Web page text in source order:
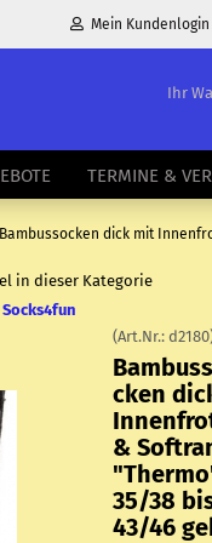
Mein Kundenlogin
Ihr
TERMINE &
Bambussocken dick mit
in dieser Kategorie
(Art.Nr.:d2180
cken
&
35/38
43/46